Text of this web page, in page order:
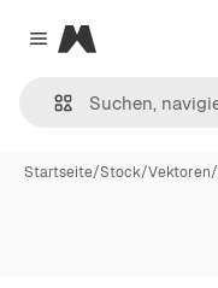
Close menu
Magnific
Startseite/Stock/Vektoren/